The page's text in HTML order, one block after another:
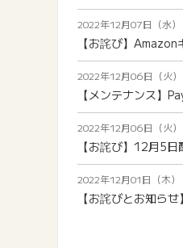
2022年12月07日（水
【お詫び】
2022年12月06日（火
【メンテナンス】
2022年12月06日（火
【お詫び】12月5
2022年12月01日（木
【お詫びとお知ら